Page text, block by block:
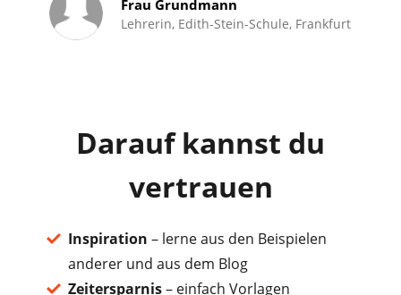
Frau Grundmann
Lehrerin, Edith-Stein-Schule, Frankfurt
Darauf kannst du
vertrauen
Inspiration – lerne aus den Beispielen
anderer und aus dem Blog
Zeitersparnis– einfach Vorlagen